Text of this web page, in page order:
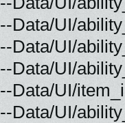
--Data/UI/
--Data/UI/
--Data/UI/
--Data/UI/
--Data/UI/